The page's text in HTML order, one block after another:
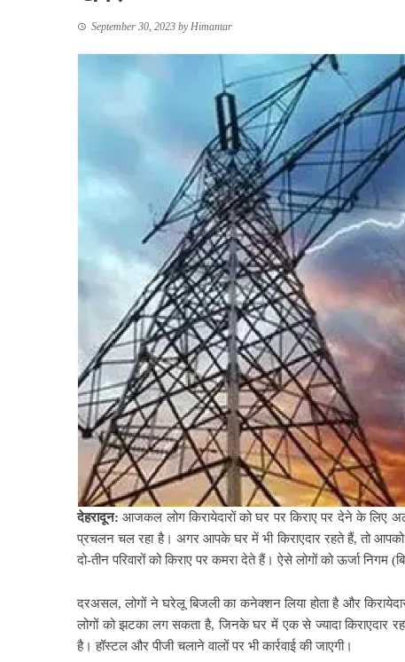
September 30, 2023 byHimantar
देहरादून: आजकल लोग किरायेदारों को घर पर किराए पर देने के लिए
प्रचलन चल रहा है। अगर आपके घर में भी किराएदार रहते हैं, तो
दो-तीन परिवारों को किराए पर कमरा देते हैं। ऐसे लोगों को ऊर्जा निगम
दरअसल, लोगों ने घरेलू बिजली का कनेक्शन लिया होता है और
लोगों को झटका लग सकता है, जिनके घर में एक से ज्यादा किराएदार
है। हॉस्टल और पीजी चलाने वालों पर भी कार्रवाई की जाएगी।